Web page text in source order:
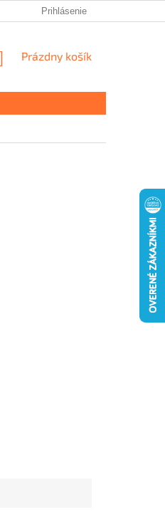
Prihlásenie
NÁKUPNÝ
Prázdny košík